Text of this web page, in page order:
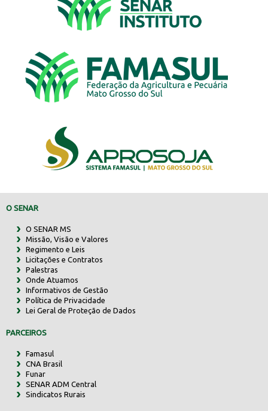
O SENAR
O SENAR MS
Missão, Visão e Valores
Regimento e Leis
Licitações e Contratos
Palestras
Onde Atuamos
Informativos de Gestão
Política de Privacidade
Lei Geral de Proteção de Dados
PARCEIROS
Famasul
CNA Brasil
Funar
SENAR ADM Central
Sindicatos Rurais